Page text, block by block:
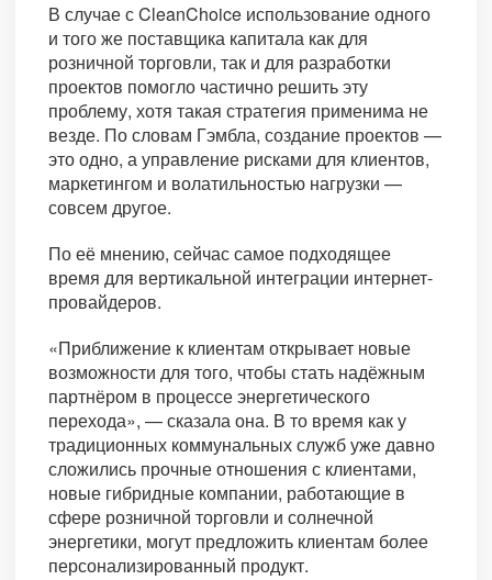
В случае с CleanChoice использование одного
и того же поставщика капитала как для
розничной торговли, так и для разработки
проектов помогло частично решить эту
проблему, хотя такая стратегия применима не
везде. По словам Гэмбла, создание проектов —
это одно, а управление рисками для клиентов,
маркетингом и волатильностью нагрузки —
совсем другое.
По её мнению, сейчас самое подходящее
время для вертикальной интеграции интернет-
провайдеров.
«Приближение к клиентам открывает новые
возможности для того, чтобы стать надёжным
партнёром в процессе энергетического
перехода», — сказала она. В то время как у
традиционных коммунальных служб уже давно
сложились прочные отношения с клиентами,
новые гибридные компании, работающие в
сфере розничной торговли и солнечной
энергетики, могут предложить клиентам более
персонализированный продукт.